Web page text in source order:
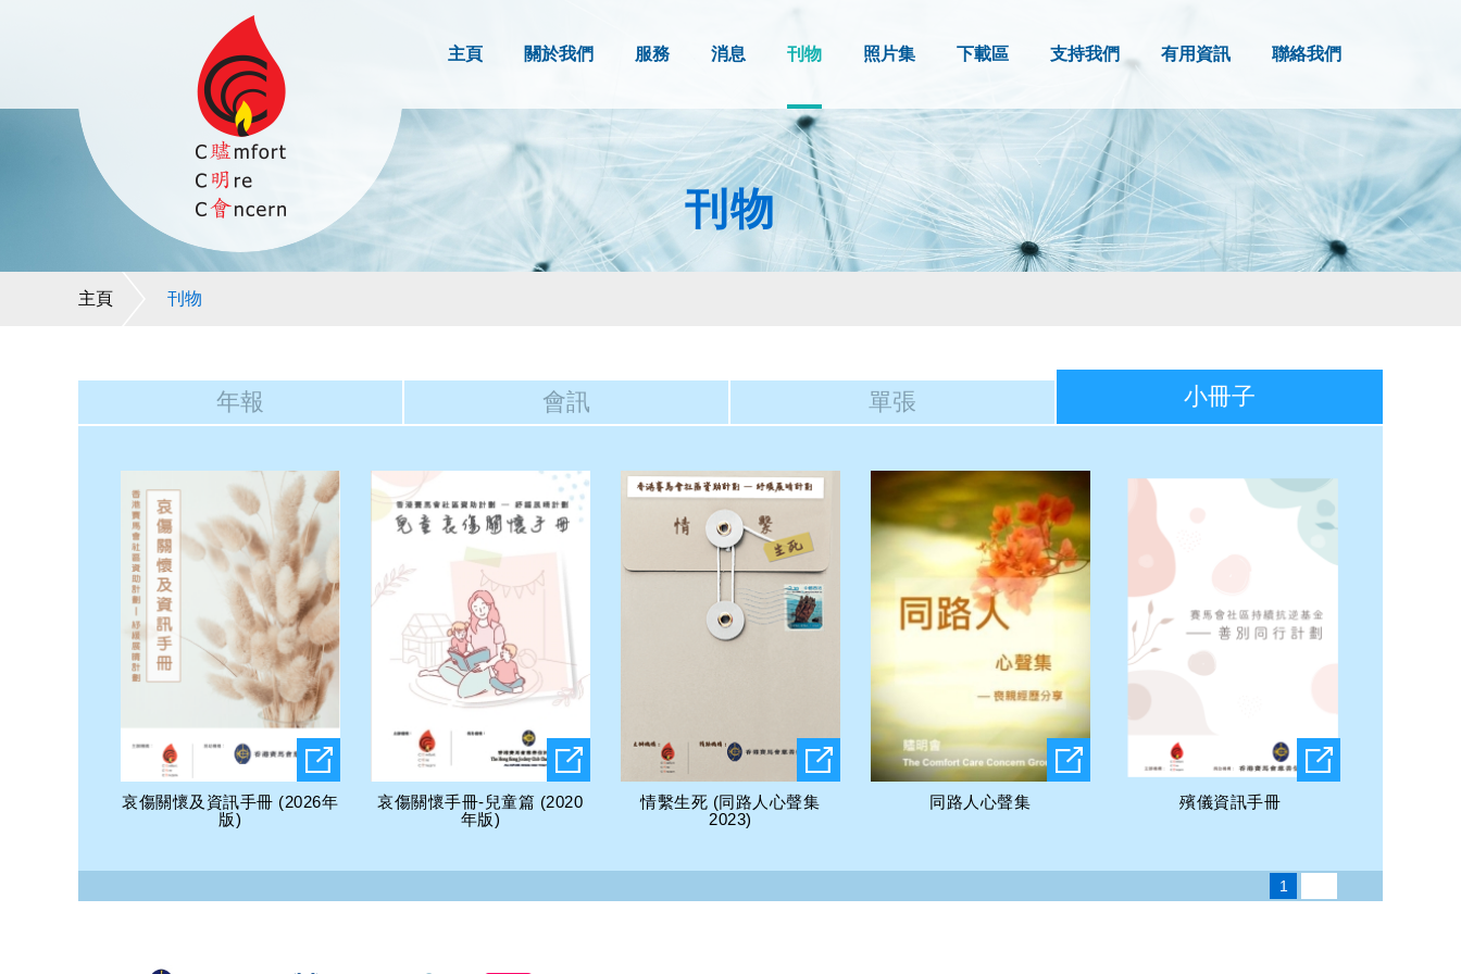
主頁 關於我們 服務 消息 刊物 照片集 下載區 支持我們 有用資訊 聯絡我們
刊物
主頁 刊物
年報 會訊 單張 小冊子
哀傷關懷及資訊手冊 (2026年
版)
哀傷關懷手冊-兒童篇 (2020
年版)
情繫生死 (同路人心聲集
2023)
同路人心聲集 殯儀資訊手冊
1